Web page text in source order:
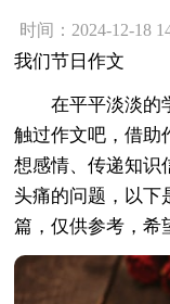
时间：2024-12-18
我们节日作文
在平平淡淡的学
触过作文吧，借助
想感情、传递知识
头痛的问题，以下
篇，仅供参考，希